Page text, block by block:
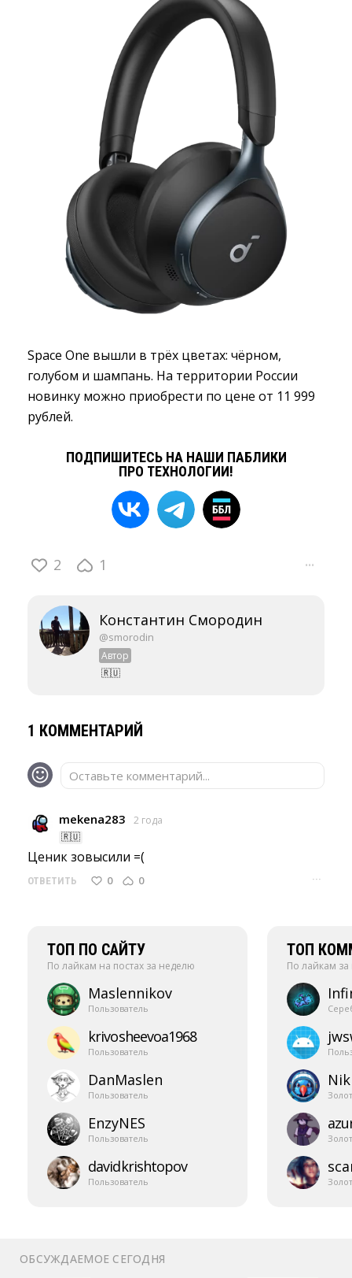
Space One вышли в трёх цветах: чёрном,
голубом и шампань. На территории России
новинку можно приобрести по цене от 11 999
рублей.
ПОДПИШИТЕСЬ НА НАШИ ПАБЛИКИ
ПРО ТЕХНОЛОГИИ!
2 1 ···
Константин Смородин
@smorodin
Автор
🇷🇺
1 КОММЕНТАРИЙ
Оставьте комментарий...
mekena283
2 года
🇷🇺
Ценик зовысили =(
ОТВЕТИТЬ 0 0 ···
ТОП ПО САЙТУ
По лайкам на постах за неделю
Maslennikov
Пользователь
krivosheevoa1968
Пользователь
DanMaslen
Пользователь
EnzyNES
Пользователь
davidkrishtopov
Пользователь
ТОП
По лайкам
ОБСУЖДАЕМОЕ СЕГОДНЯ